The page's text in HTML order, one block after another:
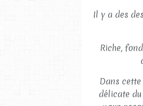
Il y a des
Riche,
Dans
délicate